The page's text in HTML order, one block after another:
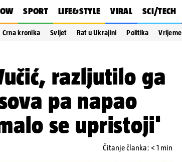
SPORT LIFE&STYLE VIRAL SCI/TECH
Crna kronika Svijet Rat u Ukrajini Politika Vrijeme
razljutilo ga
pa napao
se upristoji'
Čitanje članka: < 1 min